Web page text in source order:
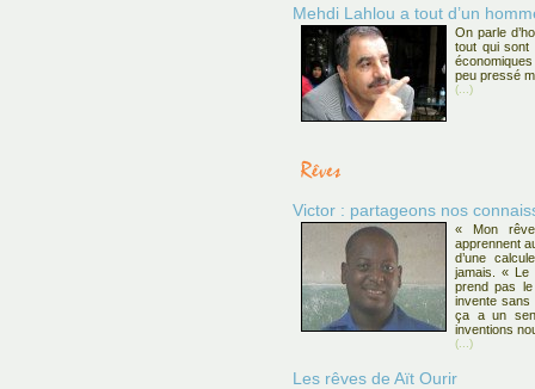
Mehdi Lahlou a tout d’un
On parle
tout qui sont
économiques
peu pressé
(...)
Victor : partageons nos
« Mon
apprennent
d’une
jamais. « Le
prend pas
invente
ça a un
inventions
(...)
Les rêves de Aït Ourir